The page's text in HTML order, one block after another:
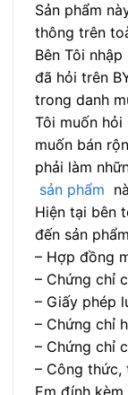
Sản phẩm
thông trên
Bên Tôi
đã hỏi trên
trong danh
Tôi muốn
muốn bán
phải làm
sản phẩm
Hiện tại bên
đến sản
– Hợp đồng
– Chứng chỉ
– Giấy phép
– Chứng chỉ
– Chứng chỉ
– Công thức,